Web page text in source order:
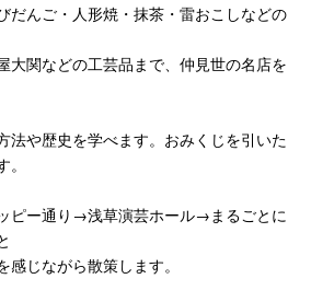
ご・人形焼・抹茶・雷おこしなどの
などの工芸品まで、仲見世の名店を
歴史を学べます。おみくじを引いた
通り→浅草演芸ホール→まるごとに
ながら散策します。